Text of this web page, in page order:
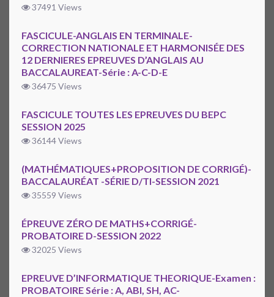
37491 Views
FASCICULE-ANGLAIS EN TERMINALE-
CORRECTION NATIONALE ET HARMONISÉE DES
12 DERNIERES EPREUVES D’ANGLAIS AU
BACCALAUREAT-Série : A-C-D-E
36475 Views
FASCICULE TOUTES LES EPREUVES DU BEPC
SESSION 2025
36144 Views
(MATHÉMATIQUES+PROPOSITION DE CORRIGÉ)-
BACCALAURÉAT -SÉRIE D/TI-SESSION 2021
35559 Views
ÉPREUVE ZÉRO DE MATHS+CORRIGÉ-
PROBATOIRE D-SESSION 2022
32025 Views
EPREUVE D’INFORMATIQUE THEORIQUE-Examen :
PROBATOIRE Série : A, ABI, SH, AC-